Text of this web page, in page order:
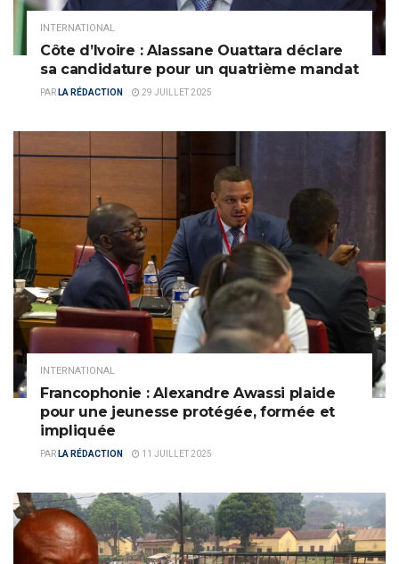
INTERNATIONAL
Côte d’Ivoire : Alassane Ouattara déclare
sa candidature pour un quatrième mandat
PAR LA RÉDACTION 29 JUILLET 2025
INTERNATIONAL
Francophonie : Alexandre Awassi plaide
pour une jeunesse protégée, formée et
impliquée
PAR LA RÉDACTION 11 JUILLET 2025